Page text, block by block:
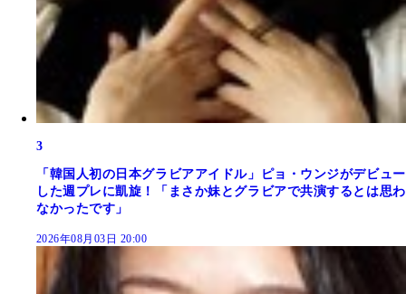
3
「韓国人初の日本グラビアアイドル」ピョ・ウンジがデビュー
した週プレに凱旋！「まさか妹とグラビアで共演するとは思わ
なかったです」
2026年08月03日 20:00